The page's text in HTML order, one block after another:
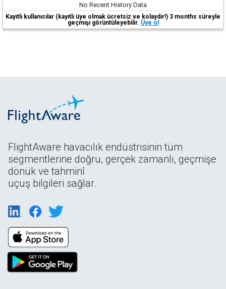
No Recent History Data
Kayıtlı kullanıcılar (kayıtlı üye olmak ücretsiz ve kolaydır!) 3 months süreyle
geçmişi görüntüleyebilir. Üye ol
FlightAware havacılık endüstrisinin tüm
segmentlerine doğru, gerçek zamanlı, geçmişe
dönük ve tahminî
uçuş bilgileri sağlar.